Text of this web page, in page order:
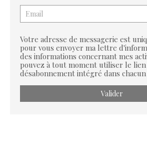
Votre adresse de messagerie est
pour vous envoyer ma lettre
des informations concernant mes
pouvez à tout moment utiliser le lien
désabonnement intégré dans